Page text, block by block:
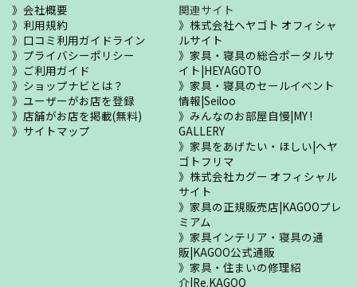
会社概要
利用規約
口コミ利用ガイドライン
プライバシーポリシー
ご利用ガイド
ショップナビとは？
ユーザーがお店を登録
店舗がお店を掲載(無料)
サイトマップ
関連サイト
株式会社ヘヤゴト オフィシャ
ルサイト
家具・寝具の総合ポータルサ
イト|HEYAGOTO
家具・寝具のセールイベント
情報|Seiloo
みんなのお部屋自慢|MY !
GALLERY
家具をあげたい・ほしい|ヘヤ
ゴトフリマ
株式会社カグー オフィシャル
サイト
家具の正規販売店|KAGOOプレ
ミアム
家具インテリア・寝具の通
販|KAGOO公式通販
家具・住まいの修理紹
介|Re.KAGOO